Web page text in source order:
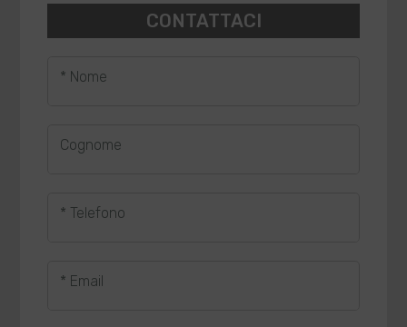
CONTATTACI
* Nome
Cognome
* Telefono
* Email